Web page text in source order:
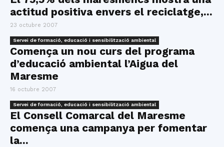
actitud positiva envers el reciclatge,...
23 octubre 2007
Servei de formació, educació i sensibilització ambiental
Comença un nou curs del programa
d’educació ambiental l’Aigua del
Maresme
16 octubre 2007
Servei de formació, educació i sensibilització ambiental
El Consell Comarcal del Maresme
comença una campanya per fomentar
la...